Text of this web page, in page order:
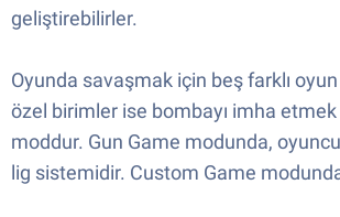
geliştirebilirler.
Oyunda savaşmak için beş farklı
özel birimler ise bombayı imha
moddur. Gun Game modunda,
lig sistemidir. Custom Game